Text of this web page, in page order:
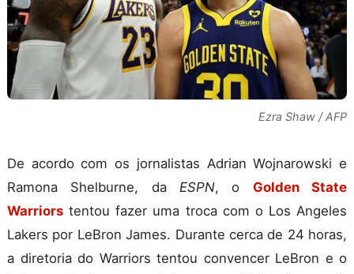
Ezra Shaw / AFP
De acordo com os jornalistas Adrian Wojnarowski e
Ramona Shelburne, da ESPN, o Golden State
Warriors tentou fazer uma troca com o Los Angeles
Lakers por LeBron James. Durante cerca de 24 horas,
a diretoria do Warriors tentou convencer LeBron e o